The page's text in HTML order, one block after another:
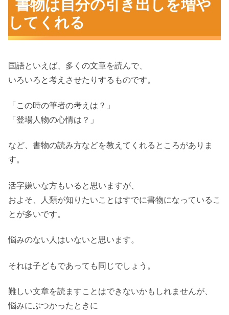
書物は自分の引き出しを増や
してくれる
国語といえば、多くの文章を読んで、
いろいろと考えさせたりするものです。
「この時の筆者の考えは？」
「登場人物の心情は？」
など、書物の読み方などを教えてくれるところがありま
す。
活字嫌いな方もいると思いますが、
およそ、人類が知りたいことはすでに書物になっているこ
とが多いです。
悩みのない人はいないと思います。
それは子どもであっても同じでしょう。
難しい文章を読ますことはできないかもしれませんが、
悩みにぶつかったときに